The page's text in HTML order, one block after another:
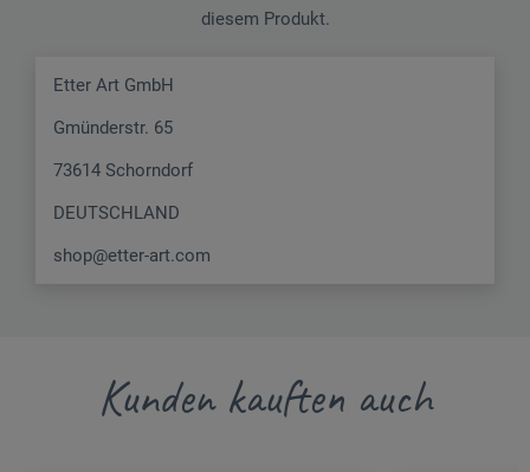
diesem Produkt.
Etter Art GmbH
Gmünderstr. 65
73614 Schorndorf
DEUTSCHLAND
shop@etter-art.com
Kunden kauften auch